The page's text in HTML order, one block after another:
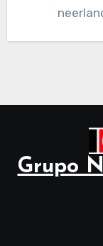
Grupo